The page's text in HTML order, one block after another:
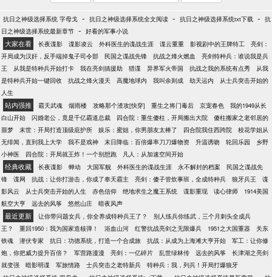
抗日之神级选择系统 字母戈 - 抗日之神级选择系统全文阅读 - 抗日之神级选择系统txt下载 - 抗
日之神级选择系统最新章节 - 好看的军事小说
大家在看 长夜谍影 谍影凌云 外科医生的谍战生涯 谍云重重 影视剧中的王牌特工
亮剑：
开局成为汉奸，反手端掉鬼子司令部
民国之谍战先锋 抗战之烽火燃血
亮剑特种兵：谁说我是兵
王
从我是特种兵开始打卡 我在亮剑搞援助 猎谍 异界军火帝国 抗战之我的系统有点秀
从我
是特种兵开始一键回收
抗战之烽火漫天 高魔地球内 我叫余则成 劫天运内
从士兵突击开始的
人生
站内强推 霸天武魂 烟雨楼 攻略那个渣攻[快穿] 重生之将门毒后 京宠春色
我的1949从长
白山开始
闪婚老公，竟是千亿霸道总裁 四合院：重生傻柱，开局搬出大院
傻柱搬家之老邻居的
噩梦
末世：开局打造顶级庇护所 娱乐：蜜姐，你男朋友太棒了 四合院我住西跨院
校花学姐从
无绯闻，直到我上大学
我不是戏神 末日降临：百倍爆率刀刀爆物资 升温诱吻 轮回乐园
乡野
小神医
四合院：开局就王炸！一个别想跑 凡人：从加速空间开始
经典收藏 长夜谍影 蝉动 大国军舰 外科医生的谍战生涯 永不解封的档案
民国之谍战先
锋
谍网 抗战：让你打游击，你成了奉天霸主 亮剑：傻子管炊事班，全成特种兵 狼牙兵王
谍
影风云
从士兵突击开始的人生 赤色信仰 绝地求生之魔王系统 谍影重现 读心律师
1914美国
航空大亨
远去的风筝 悠然山庄 暗夜风声
最近更新 让你带问题女兵，你全养成特种兵王了？
别人练兵你练武，三个月刺头全成兵
王？
重回1950：我为国家造核弹！ 浴血山河 红警抗战亮剑之无限爆兵 1951之大国重器
关东
铁魂
潜伏专家 抗日：功德系统，打造一个合成旅 抗战：从成为上海滩大亨开始
军工：让你修
炮，你把威力提升百倍？
军营路漫漫 亮剑：一亿碎片 乱世绿林传 远去的风筝
长津湖之亮剑
就变强
暗影明谍 军旅情路 士兵突击之老特新兵
特种兵：我，列兵！开局打爆狼牙